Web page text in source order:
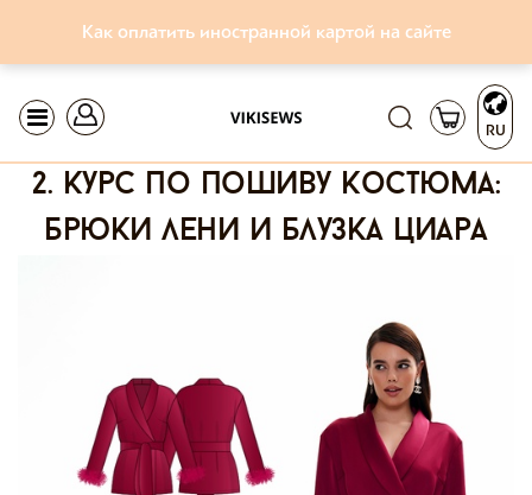
Как оплатить иностранной картой на сайте
RU
2. курс по пошиву костюма:
брюки лени и блузка циара